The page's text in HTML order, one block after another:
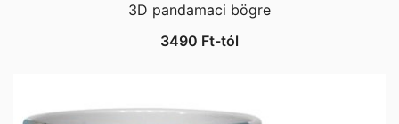
3D pandamaci bögre
3490 Ft-tól